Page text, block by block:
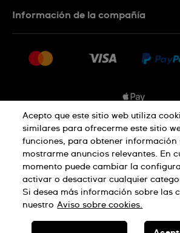
Devoluciones
Sistema de información
Desistimiento del contrato
Información de la compañía
Empleo
Aviso de privacidad Aviso
Términos de uso
SWISS MADE
Acepto que este sitio web utiliza
similares para ofrecerme este sitio
funciones, para obtener información
mostrarme anuncios relevantes. En
momento puede cambiar la
activar o desactivar cualquier
Si desea más información sobre las
nuestro Aviso sobre cookies.